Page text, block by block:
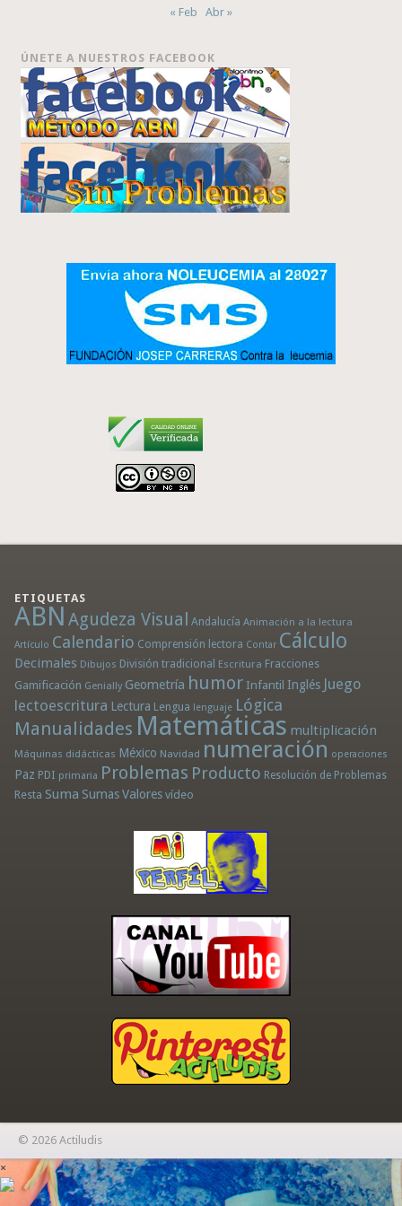
« Feb Abr »
ÚNETE A NUESTROS FACEBOOK
ETIQUETAS
ABN Agudeza Visual Andalucía Animación a la lectura
Artículo Calendario Comprensión lectora Contar Cálculo
Decimales Dibujos División tradicional Escritura Fracciones
Gamificación Genially Geometría humor Infantil Inglés Juego
lectoescritura Lectura Lengua lenguaje Lógica
Manualidades Matemáticas multiplicación
Máquinas didácticas México Navidad numeración operaciones
Paz PDI primaria Problemas Producto Resolución de Problemas
Resta Suma Sumas Valores vídeo
© 2026 Actiludis
×